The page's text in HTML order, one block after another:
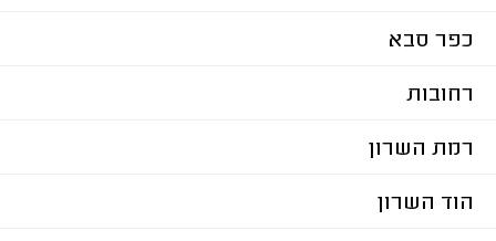
כפר סבא
רחובות
רמת השרון
הוד השרון